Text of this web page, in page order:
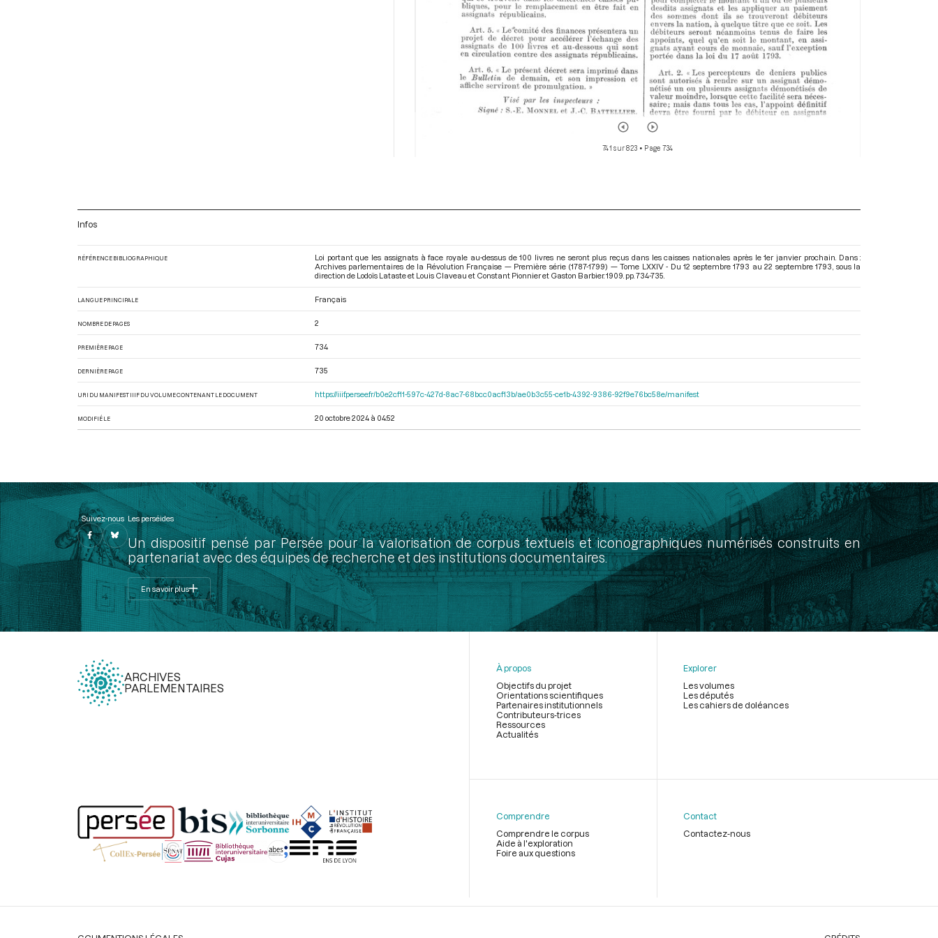
741 sur 823 • Page 734
Infos
RÉFÉRENCE BIBLIOGRAPHIQUE
Loi portant que les assignats à face royale au-dessus de 100 livres ne seront plus reçus dans les caisses nationales après le 1er janvier prochain. Dans :
Archives parlementaires de la Révolution Française — Première série (1787-1799) — Tome LXXIV - Du 12 septembre 1793 au 22 septembre 1793 , sous la
direction de Lodoïs Lataste et Louis Claveau et Constant Pionnier et Gaston Barbier. 1909. pp. 734-735.
LANGUE PRINCIPALE Français
NOMBRE DE PAGES 2
PREMIÈRE PAGE 734
DERNIÈRE PAGE 735
URI DU MANIFEST IIIF DU VOLUME CONTENANT LE DOCUMENT https://iiif.persee.fr/b0e2cf11-597c-427d-8ac7-68bcc0acf13b/ae0b3c55-ce1b-4392-9386-92f9e76bc58e/manifest
MODIFIÉ LE 20 octobre 2024 à 04:52
Suivez-nous Les perséides
Un dispositif pensé par Persée pour la valorisation de corpus textuels et iconographiques numérisés construits en
partenariat avec des équipes de recherche et des institutions documentaires.
En savoir plus
ARCHIVES
PARLEMENTAIRES
page
À propos
Objectifs du projet
Orientations scientifiques
Partenaires institutionnels
Contributeurs-trices
Ressources
Actualités
Explorer
Les volumes
Les députés
Les cahiers de doléances
Comprendre
Comprendre le corpus
Aide à l'exploration
Foire aux questions
Contact
Contactez-nous
Légal